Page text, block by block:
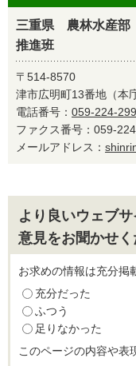
三重県 農林水産
推進班
〒514-8570
津市広明町13番地（本
電話番号： 059-224-
ファクス番号：059-
メールアドレス：
より良いウェブ
意見をお聞かせ
お求めの情報は充分掲
充分だった
ふつう
足りなかった
このページの内容や表